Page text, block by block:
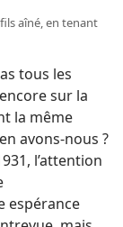
aîné, en tenant
tous les
sur la
la même
avons-​nous ?
l’attention
espérance